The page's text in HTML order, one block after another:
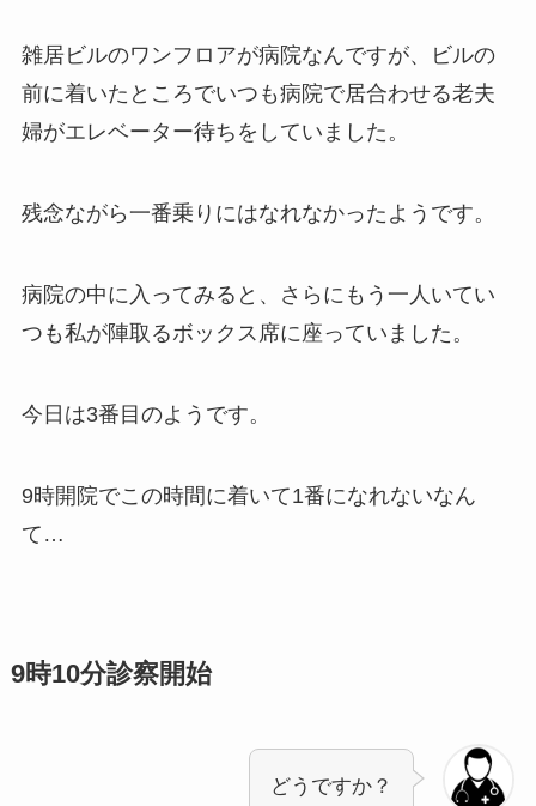
雑居ビルのワンフロアが病院なんですが、ビルの
前に着いたところでいつも病院で居合わせる老夫
婦がエレベーター待ちをしていました。
残念ながら一番乗りにはなれなかったようです。
病院の中に入ってみると、さらにもう一人いてい
つも私が陣取るボックス席に座っていました。
今日は3番目のようです。
9時開院でこの時間に着いて1番になれないなん
て…
9時10分診察開始
どうですか？